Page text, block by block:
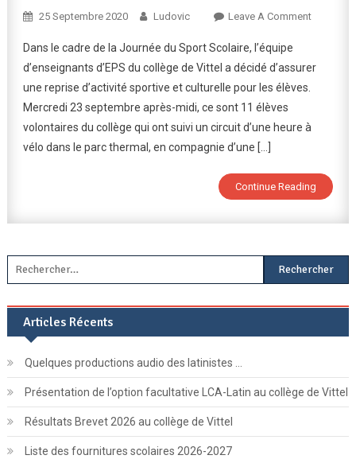
25 Septembre 2020 Ludovic Leave A CommentOn
Reprise
À
Thermal
De
Dans le cadre de la Journée du Sport Scolaire, l’équipe
d’enseignants d’EPS du collège de Vittel a décidé d’assurer
une reprise d’activité sportive et culturelle pour les élèves.
Mercredi 23 septembre après-midi, ce sont 11 élèves
volontaires du collège qui ont suivi un circuit d’une heure à
vélo dans le parc thermal, en compagnie d’une […]
Continue Reading
Rechercher :
Articles Récents
Quelques productions audio des latinistes …
Présentation de l’option facultative LCA-Latin au collège de Vittel
Résultats Brevet 2026 au collège de Vittel
Liste des fournitures scolaires 2026-2027